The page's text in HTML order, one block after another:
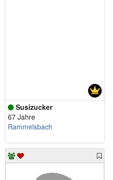
Susizucker
67 Jahre
Rammelsbach